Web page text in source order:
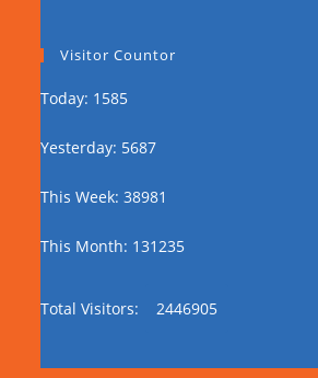
Visitor Countor
Today: 1585
Yesterday: 5687
This Week: 38981
This Month: 131235
Total Visitors: 2446905